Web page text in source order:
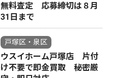
無料査定 応募締切は８月
31日まで
戸塚区・泉区
ウスイホーム戸塚店 片付
け不要で即金買取 秘密厳